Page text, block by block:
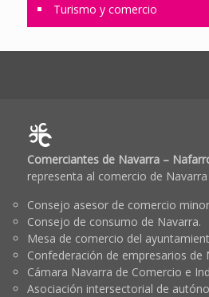
Turismo y comercio
Comerciantes de Navarra –
representa al comercio de
Consejo asesor de comercio
Consejo de consumo de Navarra.
Mesa de comercio del
Confederación de empresarios de
Cámara Navarra de Comercio e
Asociación intersectorial de